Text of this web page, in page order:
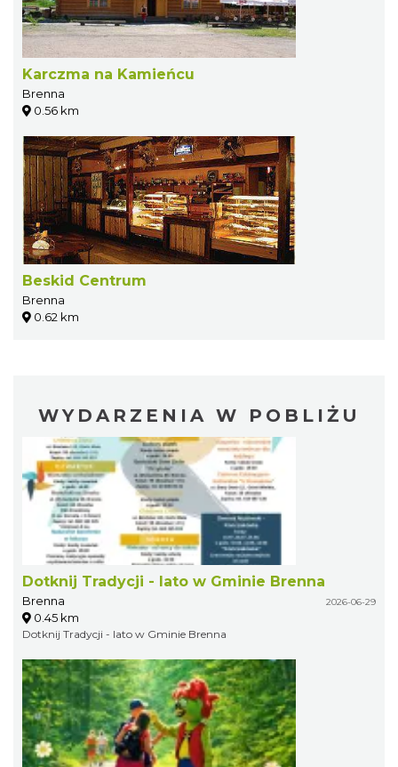
Karczma na Kamieńcu
Brenna
0.56 km
Beskid Centrum
Brenna
0.62 km
WYDARZENIA W POBLIŻU
Dotknij Tradycji - lato w Gminie Brenna
Brenna 2026-06-29
0.45 km
Dotknij Tradycji - lato w Gminie Brenna